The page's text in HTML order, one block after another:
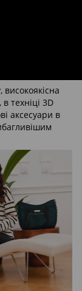
техніці 3D
аксесуари в